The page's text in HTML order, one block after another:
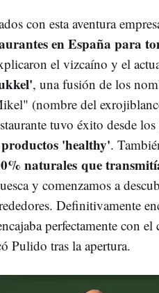
con esta aventura
en España para
el vizcaíno y el
, una fusión de los
(nombre del
tuvo éxito desde
productos 'healthy'.
naturales que
y comenzamos a
Definitivamente
perfectamente con
Pulido tras la apertura.